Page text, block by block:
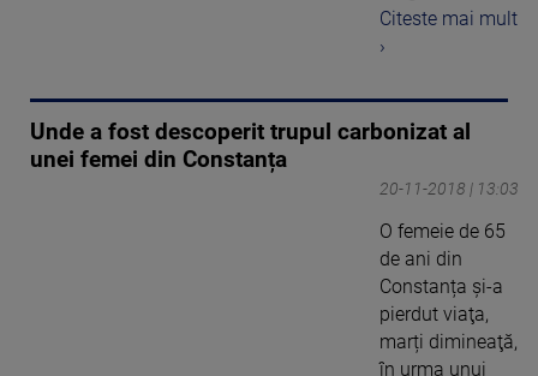
Citeste mai mult
›
Unde a fost descoperit trupul carbonizat al
unei femei din Constanța
20-11-2018 | 13:03
O femeie de 65
de ani din
Constanța şi-a
pierdut viaţa,
marți dimineaţă,
în urma unui